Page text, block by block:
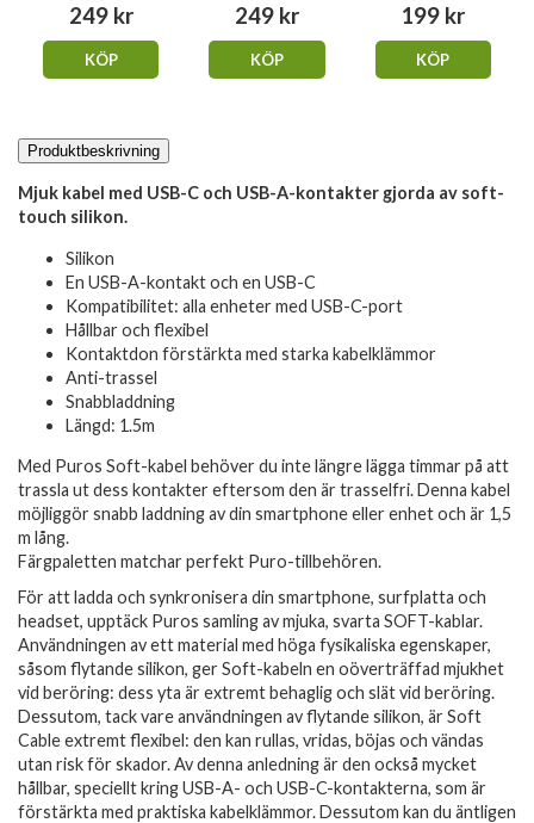
249 kr
KÖP
249 kr
KÖP
199 kr
KÖP
Produktbeskrivning
Mjuk kabel med USB-C och USB-A-kontakter gjorda av soft-
touch silikon.
Silikon
En USB-A-kontakt och en USB-C
Kompatibilitet: alla enheter med USB-C-port
Hållbar och flexibel
Kontaktdon förstärkta med starka kabelklämmor
Anti-trassel
Snabbladdning
Längd: 1.5m
Med Puros Soft-kabel behöver du inte längre lägga timmar på att
trassla ut dess kontakter eftersom den är trasselfri. Denna kabel
möjliggör snabb laddning av din smartphone eller enhet och är 1,5
m lång.
Färgpaletten matchar perfekt Puro-tillbehören.
För att ladda och synkronisera din smartphone, surfplatta och
headset, upptäck Puros samling av mjuka, svarta SOFT-kablar.
Användningen av ett material med höga fysikaliska egenskaper,
såsom flytande silikon, ger Soft-kabeln en oöverträffad mjukhet
vid beröring: dess yta är extremt behaglig och slät vid beröring.
Dessutom, tack vare användningen av flytande silikon, är Soft
Cable extremt flexibel: den kan rullas, vridas, böjas och vändas
utan risk för skador. Av denna anledning är den också mycket
hållbar, speciellt kring USB-A- och USB-C-kontakterna, som är
förstärkta med praktiska kabelklämmor. Dessutom kan du äntligen